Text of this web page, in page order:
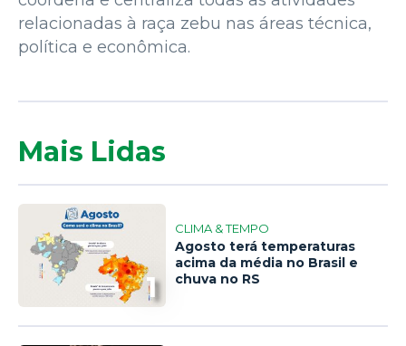
relacionadas à raça zebu nas áreas técnica,
política e econômica.
Mais Lidas
1
CLIMA & TEMPO
Agosto terá temperaturas
acima da média no Brasil e
chuva no RS